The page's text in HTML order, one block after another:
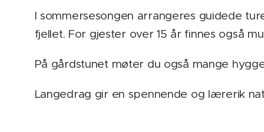
I sommersesongen arrangeres guidede
fjellet. For gjester over 15 år finnes også
På gårdstunet møter du også mange
Langedrag gir en spennende og lærerik